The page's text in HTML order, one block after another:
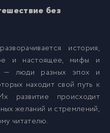
без
история,
и настоящее, мифы и
— люди разных эпох и
находит свой путь к
развитие происходит
желаний и стремлений,
читателю.